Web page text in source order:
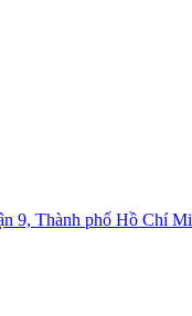
9, Thành phố Hồ Chí